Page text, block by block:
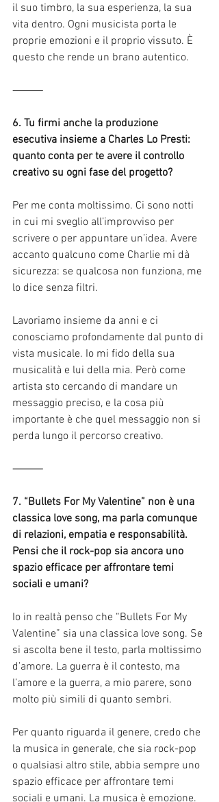
il suo timbro, la sua esperienza, la sua
vita dentro. Ogni musicista porta le
proprie emozioni e il proprio vissuto. È
questo che rende un brano autentico.
⸻
6. Tu firmi anche la produzione
esecutiva insieme a Charles Lo Presti:
quanto conta per te avere il controllo
creativo su ogni fase del progetto?
Per me conta moltissimo. Ci sono notti
in cui mi sveglio all’improvviso per
scrivere o per appuntare un’idea. Avere
accanto qualcuno come Charlie mi dà
sicurezza: se qualcosa non funziona, me
lo dice senza filtri.
Lavoriamo insieme da anni e ci
conosciamo profondamente dal punto di
vista musicale. Io mi fido della sua
musicalità e lui della mia. Però come
artista sto cercando di mandare un
messaggio preciso, e la cosa più
importante è che quel messaggio non si
perda lungo il percorso creativo.
⸻
7. “Bullets For My Valentine” non è una
classica love song, ma parla comunque
di relazioni, empatia e responsabilità.
Pensi che il rock-pop sia ancora uno
spazio efficace per affrontare temi
sociali e umani?
Io in realtà penso che “Bullets For My
Valentine” sia una classica love song. Se
si ascolta bene il testo, parla moltissimo
d’amore. La guerra è il contesto, ma
l’amore e la guerra, a mio parere, sono
molto più simili di quanto sembri.
Per quanto riguarda il genere, credo che
la musica in generale, che sia rock-pop
o qualsiasi altro stile, abbia sempre uno
spazio efficace per affrontare temi
sociali e umani. La musica è emozione.